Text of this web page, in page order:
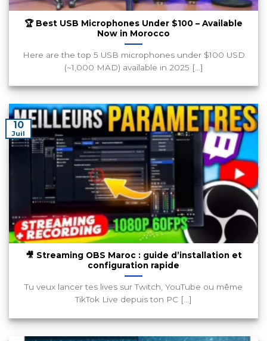
🏆 Best USB Microphones Under $100 – Available
Now in Morocco
Here are the top 5 USB microphones under $100 USD
(~1,000 MAD) available in 2025 [...]
🎥 Streaming OBS Maroc : guide d’installation et
configuration rapide
Tu veux lancer tes lives sur Twitch, YouTube ou même
TikTok Live depuis ton PC [...]
10
Juil